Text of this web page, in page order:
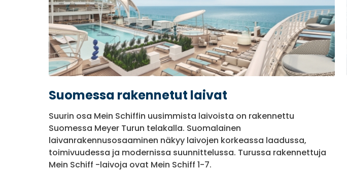
Suomessa rakennetut laivat
Suurin osa Mein Schiffin uusimmista laivoista on rakennettu
Suomessa Meyer Turun telakalla. Suomalainen
laivanrakennusosaaminen näkyy laivojen korkeassa laadussa,
toimivuudessa ja modernissa suunnittelussa. Turussa rakennettuja
Mein Schiff -laivoja ovat Mein Schiff 1-7.